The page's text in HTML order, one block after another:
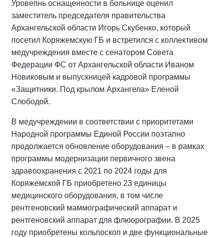
Уровепнь оснащенности в больнице оценил
заместитель председателя правительства
Архангельской области Игорь Скубенко, который
посетил Коряжемскую ГБ и встретился с коллективом
медучреждения вместе с сенатором Совета
Федерации ФС от Архангельской области Иваном
Новиковым и выпускницей кадровой программы
«Защитники. Под крылом Архангела» Еленой
Слободой.
В медучреждении в соответствии с приоритетами
Народной программы Единой России поэтапно
продолжается обновление оборудования – в рамках
программы модернизации первичного звена
здравоохранения с 2021 по 2024 годы для
Коряжемской ГБ приобретено 23 единицы
медицинского оборудования, в том числе
рентгеновский маммографический аппарат и
рентгеновский аппарат для флюорографии. В 2025
году приобретены кольпоскоп и две функциональные